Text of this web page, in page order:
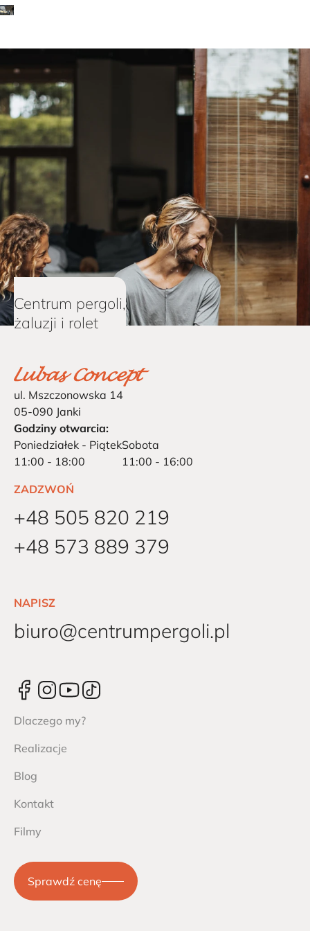
Centrum pergoli,
żaluzji i rolet
ul. Mszczonowska 14
05-090 Janki
Godziny otwarcia:
Poniedziałek - Piątek
11:00 - 18:00
Sobota
11:00 - 16:00
ZADZWOŃ
+48 505 820 219
+48 573 889 379
NAPISZ
biuro@centrumpergoli.pl
Dlaczego my?
Realizacje
Blog
Kontakt
Filmy
Sprawdź cenę